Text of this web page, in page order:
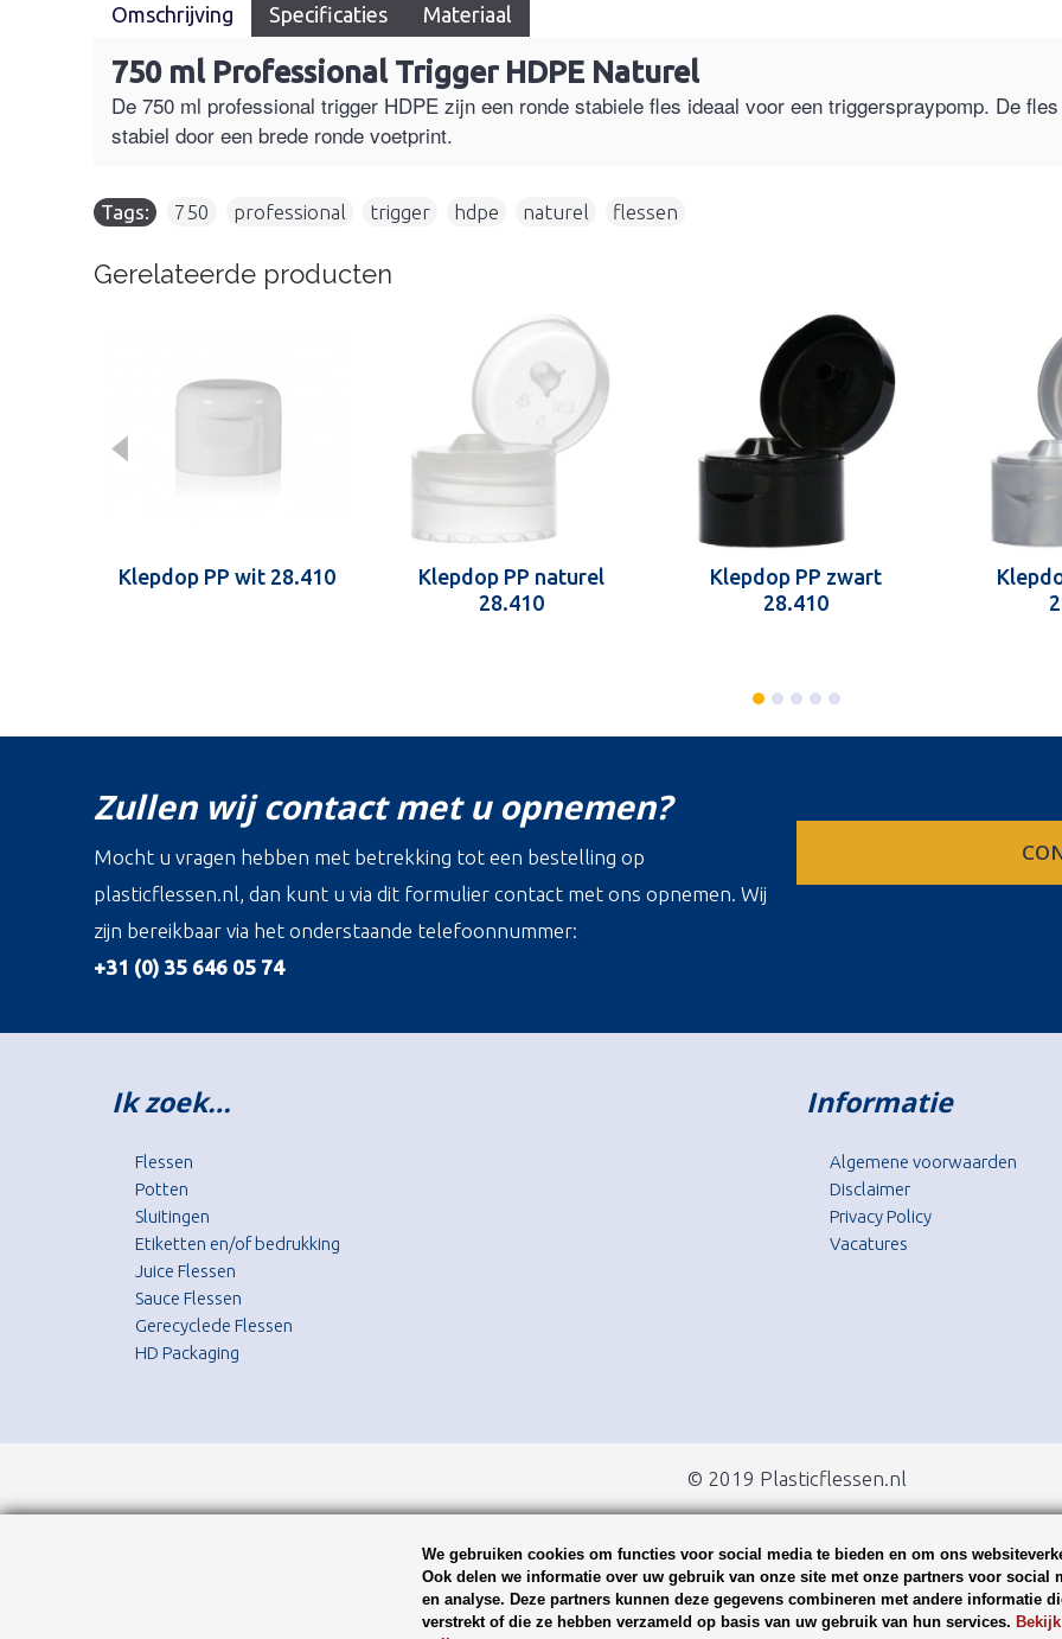
Omschrijving Specificaties Materiaal
750 ml Professional Trigger HDPE Naturel
De 750 ml professional trigger HDPE zijn een ronde stabiele fles ideaal voor een triggerspraypomp. De
stabiel door een brede ronde voetprint.
Tags: 750 professional trigger hdpe naturel flessen
Gerelateerde producten
Klepdop PP wit 28.410
Klepdop PP naturel
28.410
Klepdop PP zwart
28.410
Zullen wij contact met u opnemen?
Mocht u vragen hebben met betrekking tot een bestelling op
plasticflessen.nl, dan kunt u via dit formulier contact met ons opnemen. Wij
zijn bereikbaar via het onderstaande telefoonnummer:
+31 (0) 35 646 05 74
Ik zoek…
Flessen
Potten
Sluitingen
Etiketten en/of bedrukking
Juice Flessen
Sauce Flessen
Gerecyclede Flessen
HD Packaging
Informatie
Algemene voorwaarden
Disclaimer
Privacy Policy
Vacatures
© 2019 Plasticflessen.nl
We gebruiken cookies om functies voor social media te bieden en om ons
Ook delen we informatie over uw gebruik van onze site met onze partners voor social
en analyse. Deze partners kunnen deze gegevens combineren met andere informatie
verstrekt of die ze hebben verzameld op basis van uw gebruik van hun services.